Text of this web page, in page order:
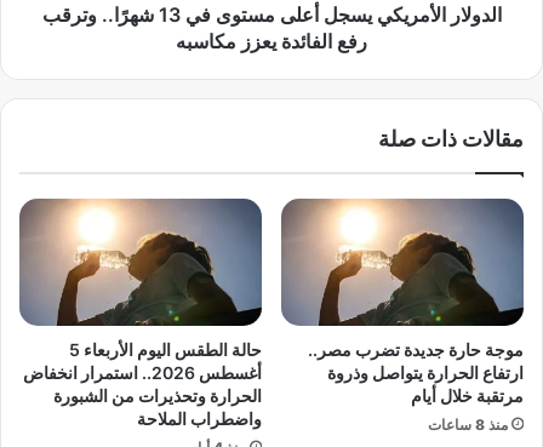
ت
ل
إ
ى
د
و
ي
ج
ل
م
س
ت
الدولار الأمريكي يسجل أعلى مستوى في 13 شهرًا.. وترقب
رفع الفائدة يعزز مكاسبه
مقالات ذات صلة
موجة حارة جديدة تضرب مصر..
ارتفاع الحرارة يتواصل وذروة
مرتقبة خلال أيام
منذ 8 ساعات
حالة الطقس اليوم الأربعاء 5
أغسطس 2026.. استمرار انخفاض
الحرارة وتحذيرات من الشبورة
واضطراب الملاحة